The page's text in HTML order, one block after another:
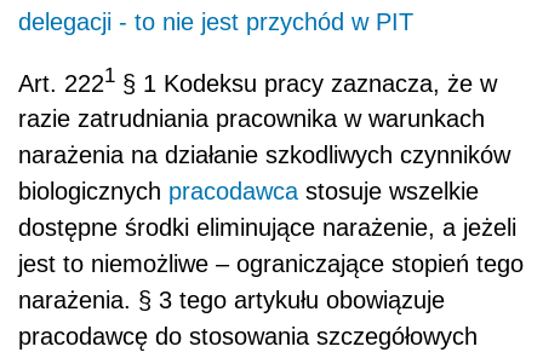
delegacji - to nie jest przychód w PIT
Art. 2221 § 1 Kodeksu pracy zaznacza, że w
razie zatrudniania pracownika w warunkach
narażenia na działanie szkodliwych czynników
biologicznych pracodawca stosuje wszelkie
dostępne środki eliminujące narażenie, a jeżeli
jest to niemożliwe – ograniczające stopień tego
narażenia. § 3 tego artykułu obowiązuje
pracodawcę do stosowania szczegółowych